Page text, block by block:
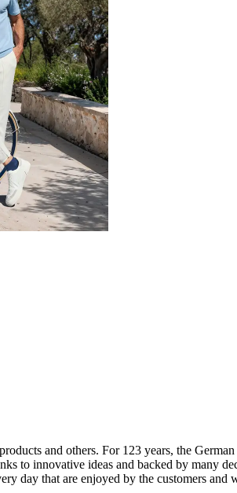
and others. For 123 years, the
to innovative ideas and backed by many
day that are enjoyed by the customers